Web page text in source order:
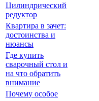
Цилиндрический
редуктор
Квартира в зачет:
достоинства и
нюансы
Где купить
сварочный стол и
на что обратить
внимание
Почему особое